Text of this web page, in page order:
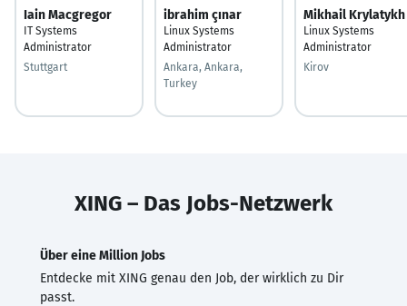
Iain Macgregor
IT Systems
Administrator
Stuttgart
ibrahim çınar
Linux Systems
Administrator
Ankara, Ankara,
Turkey
Mikhail Krylatykh
Linux Systems
Administrator
Kirov
XING – Das Jobs-Netzwerk
Über eine Million Jobs
Entdecke mit XING genau den Job, der wirklich zu Dir
passt.